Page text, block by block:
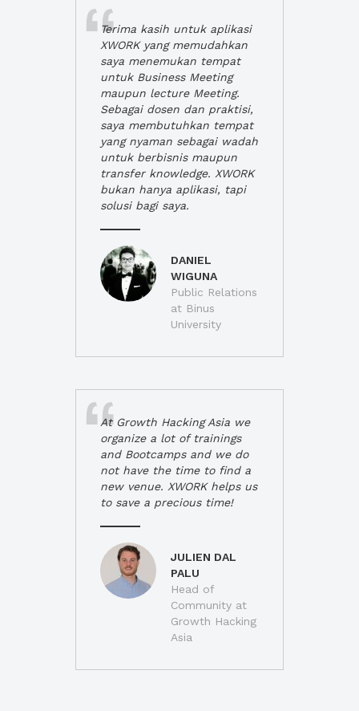
Terima kasih untuk aplikasi
XWORK yang memudahkan
saya menemukan tempat
untuk Business Meeting
maupun lecture Meeting.
Sebagai dosen dan praktisi,
saya membutuhkan tempat
yang nyaman sebagai wadah
untuk berbisnis maupun
transfer knowledge. XWORK
bukan hanya aplikasi, tapi
solusi bagi saya.
DANIEL
WIGUNA
Public Relations
at Binus
University
At Growth Hacking Asia we
organize a lot of trainings
and Bootcamps and we do
not have the time to find a
new venue. XWORK helps us
to save a precious time!
JULIEN DAL
PALU
Head of
Community at
Growth Hacking
Asia